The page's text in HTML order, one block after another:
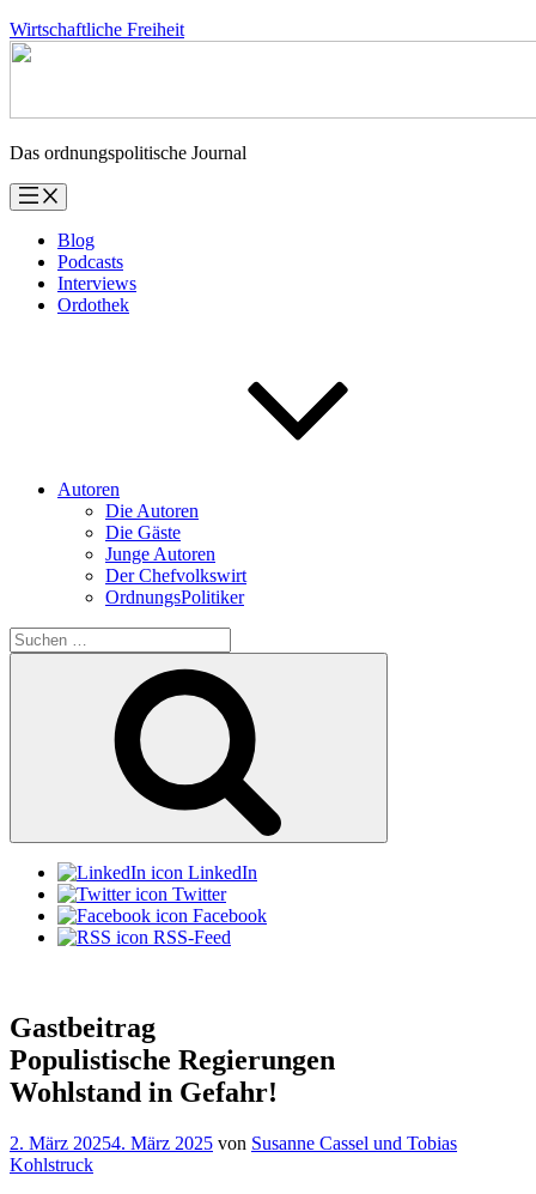
Zum
Inhalt
Wirtschaftliche Freiheit
Das ordnungspolitische Journal
Blog
Podcasts
Interviews
Ordothek
Autoren
Die Autoren
Die Gäste
Junge Autoren
Der Chefvolkswirt
OrdnungsPolitiker
Suchen
nach:
LinkedIn
Twitter
Facebook
RSS-Feed
Gastbeitrag
Populistische Regierungen
Wohlstand in Gefahr!
Veröffentlicht
am
2. März 20254. März 2025 von Susanne Cassel und Tobias
Kohlstruck